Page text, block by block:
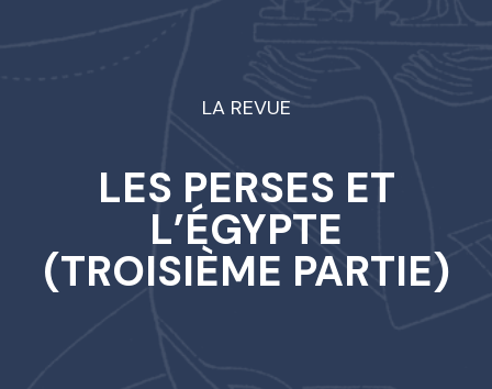
LA REVUE
LES PERSES ET
L’ÉGYPTE
(TROISIÈME PARTIE)